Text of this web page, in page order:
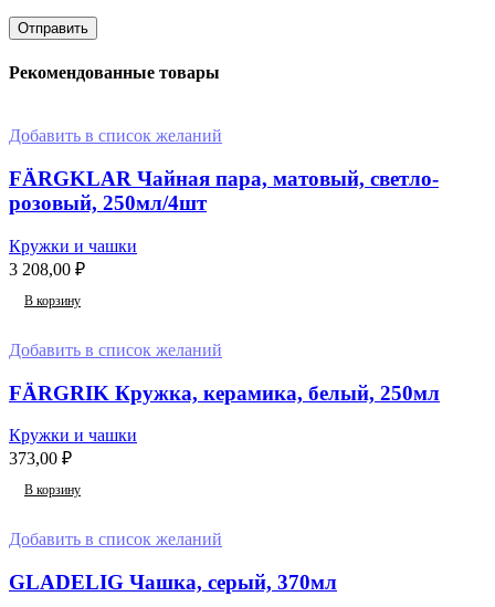
Рекомендованные товары
Добавить в список желаний
FÄRGKLAR Чайная пара, матовый, светло-
розовый, 250мл/4шт
Кружки и чашки
3 208,00 ₽
В корзину
Добавить в список желаний
FÄRGRIK Кружка, керамика, белый, 250мл
Кружки и чашки
373,00 ₽
В корзину
Добавить в список желаний
GLADELIG Чашка, серый, 370мл